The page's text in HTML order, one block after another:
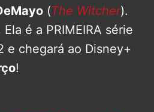
(The Witcher).
é a PRIMEIRA série
e chegará ao Disney+
!